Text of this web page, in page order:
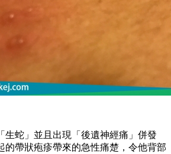
生蛇」並且出現「後遺神經痛」併發
的帶狀疱疹帶來的急性痛楚，令他背部